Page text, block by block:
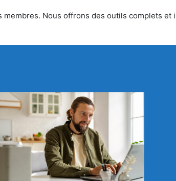
membres. Nous offrons des outils complets et